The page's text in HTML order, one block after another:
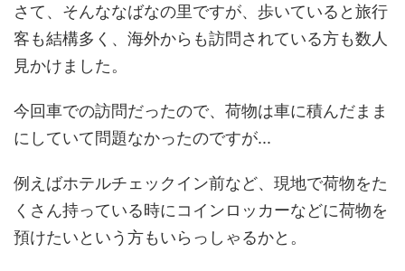
さて、そんななばなの里ですが、歩いていると旅行
客も結構多く、海外からも訪問されている方も数人
見かけました。
今回車での訪問だったので、荷物は車に積んだまま
にしていて問題なかったのですが...
例えばホテルチェックイン前など、現地で荷物をた
くさん持っている時にコインロッカーなどに荷物を
預けたいという方もいらっしゃるかと。